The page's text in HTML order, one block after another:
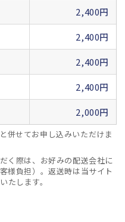
2,400円
2,400円
2,400円
2,400円
2,000円
併せてお申し込みいただけま
く際は、お好みの配送会社に
様負担）。返送時は当サイト
たします。